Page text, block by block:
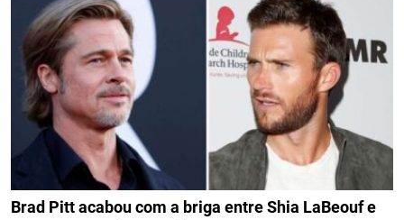
Brad Pitt acabou com a briga entre Shia LaBeouf e